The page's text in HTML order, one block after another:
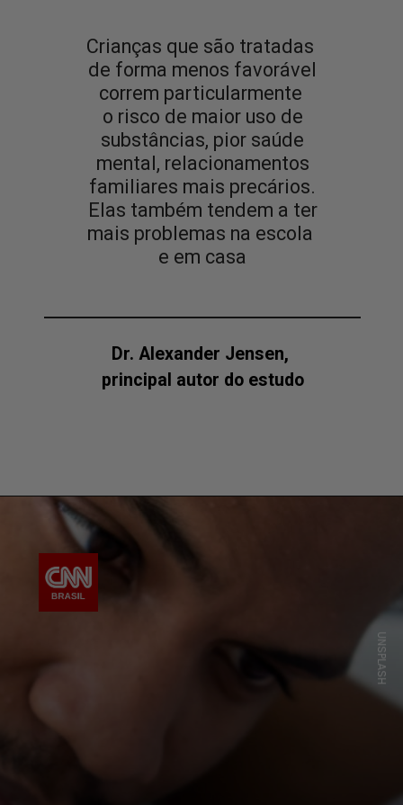
Crianças que são tratadas
de forma menos favorável
correm particularmente
o risco de maior uso de
substâncias, pior saúde
mental, relacionamentos
familiares mais precários.
Elas também tendem a ter
mais problemas na escola
e em casa
Dr. Alexander Jensen,
principal autor do estudo
UNSPLASH